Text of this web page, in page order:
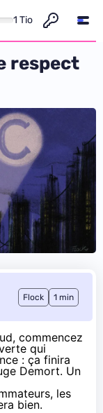
1 Tio
respect
Flock 1 min
commencez
qui
: ça finira
Demort. Un
, les
bien.